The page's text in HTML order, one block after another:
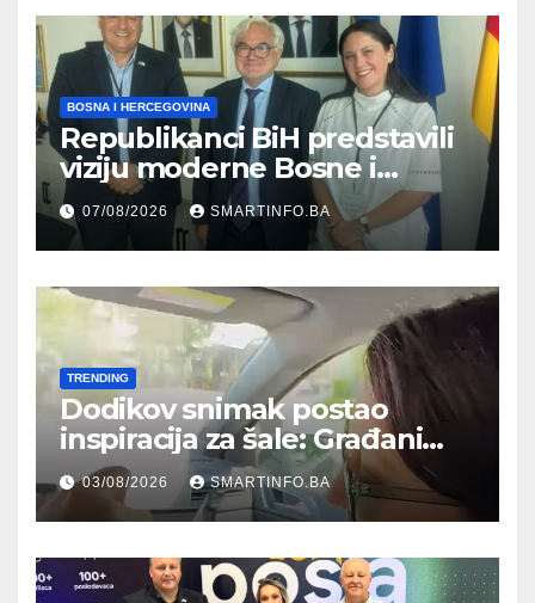
BOSNA I HERCEGOVINA
Republikanci BiH predstavili
viziju moderne Bosne i
Hercegovine ambasadoru
Njemačke
07/08/2026 SMARTINFO.BA
TRENDING
Dodikov snimak postao
inspiracija za šale: Građani
kroz parodiju poslali poruku
03/08/2026 SMARTINFO.BA